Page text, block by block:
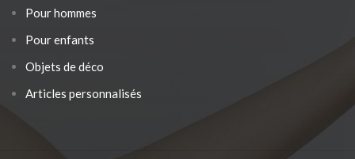
Pour hommes
Pour enfants
Objets de déco
Articles personnalisés